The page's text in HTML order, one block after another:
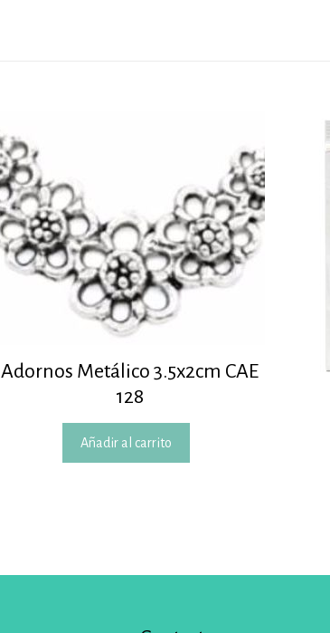
Adornos Metálico 3.5x2cm CAE
128
Añadir al carrito